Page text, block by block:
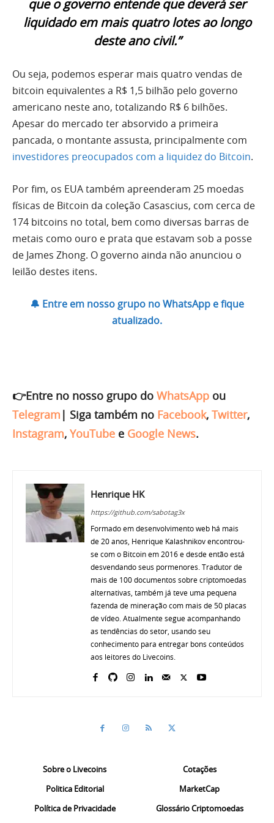
que o governo entende que deverá ser
liquidado em mais quatro lotes ao longo
deste ano civil.”
Ou seja, podemos esperar mais quatro vendas de
bitcoin equivalentes a R$ 1,5 bilhão pelo governo
americano neste ano, totalizando R$ 6 bilhões.
Apesar do mercado ter absorvido a primeira
pancada, o montante assusta, principalmente com
investidores preocupados com a liquidez do Bitcoin.
Por fim, os EUA também apreenderam 25 moedas
físicas de Bitcoin da coleção Casascius, com cerca de
174 bitcoins no total, bem como diversas barras de
metais como ouro e prata que estavam sob a posse
de James Zhong. O governo ainda não anunciou o
leilão destes itens.
🔔 Entre em nosso grupo no WhatsApp e fique
atualizado.
👉Entre no nosso grupo do WhatsApp ou
Telegram | Siga também no Facebook, Twitter,
Instagram, YouTube e Google News.
Henrique HK
https://github.com/sabotag3x
Formado em desenvolvimento web há mais
de 20 anos, Henrique Kalashnikov encontrou-
se com o Bitcoin em 2016 e desde então está
desvendando seus pormenores. Tradutor de
mais de 100 documentos sobre criptomoedas
alternativas, também já teve uma pequena
fazenda de mineração com mais de 50 placas
de vídeo. Atualmente segue acompanhando
as tendências do setor, usando seu
conhecimento para entregar bons conteúdos
aos leitores do Livecoins.
Sobre o Livecoins
Politica Editorial
Política de Privacidade
Cotações
MarketCap
Glossário Criptomoedas